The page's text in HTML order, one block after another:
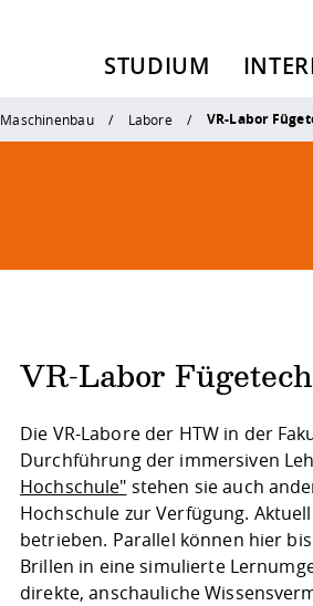
STUDIUM
Maschinenbau Labore VR-Labor
VR-Labor
Die VR-Labore der HTW in der
Durchführung der immersiven
Hochschule" stehen sie auch
Hochschule zur Verfügung.
betrieben. Parallel können hier
Brillen in eine simulierte
direkte, anschauliche